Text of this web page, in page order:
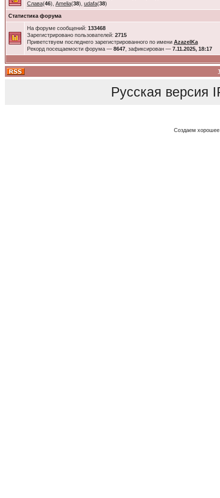
Слава(46), Amelia(38), udafa(38)
Статистика форума
На форуме сообщений: 133468
Зарегистрировано пользователей: 2715
Приветствуем последнего зарегистрированного по имени AzazelKa
Рекорд посещаемости форума — 8647, зафиксирован — 7.11.2025, 18:17
Русская версия
Создаем